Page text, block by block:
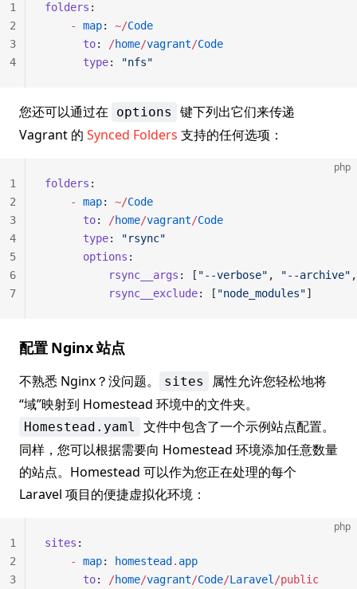
folders :
    -
map: ~/Code
      to
: /home/vagrant/Code
      type
: "nfs"
1
2
3
4
您还可以通过在 options
键下列出它们来传递
Vagrant 的 Synced Folders 支持的任何选项：
php
folders :
    -
map: ~/Code
      to
: /home/vagrant/Code
      type
:
"rsync"
      options
:
          rsync__args
: [ "--verbose" , "--archive"
          rsync__exclude
: [ "node_modules"]
1
2
3
4
5
6
7
配置 Nginx 站点
不熟悉 Nginx？没问题。 sites
属性允许您轻松地将
“域”映射到 Homestead 环境中的文件夹。
Homestead.yaml
文件中包含了一个示例站点配置。
同样，您可以根据需要向 Homestead 环境添加任意数量
的站点。Homestead 可以作为您正在处理的每个
Laravel 项目的便捷虚拟化环境：
php
sites :
    -
map: homestead . app
      to
: /home/vagrant/Code/Laravel /public
1
2
3